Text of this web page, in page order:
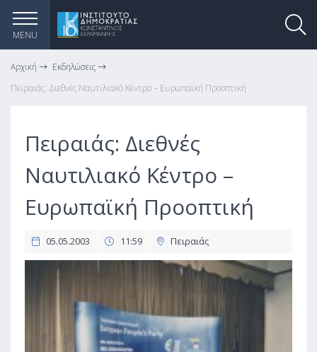
MENU
Αρχική
Εκδηλώσεις
Πειραιάς: Διεθνές Ναυτιλιακό Κέντρο – Ευρωπαϊκή Προοπτική
Πειραιάς: Διεθνές
Ναυτιλιακό Κέντρο –
Ευρωπαϊκή Προοπτική
05.05.2003 11:59 Πειραιάς